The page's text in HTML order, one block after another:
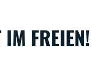
FREIEN!